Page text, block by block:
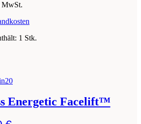
1 Stk.
Energetic Facelift™